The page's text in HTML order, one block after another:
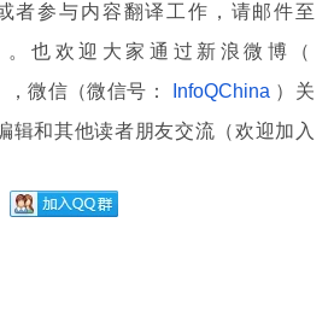
者参与内容翻译工作，请邮件至
。也欢迎大家通过新浪微博（
，微信（微信号： InfoQChina ）关
辑和其他读者朋友交流（欢迎加入